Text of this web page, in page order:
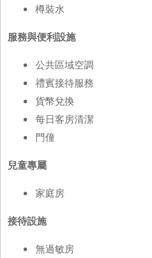
樽裝水
服務與便利設施
公共區域空調
禮賓接待服務
貨幣兌換
每日客房清潔
門僮
兒童專屬
家庭房
接待設施
無過敏房